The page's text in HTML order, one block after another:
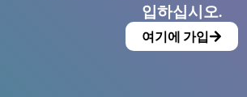
입하십시오.
여기에 가입